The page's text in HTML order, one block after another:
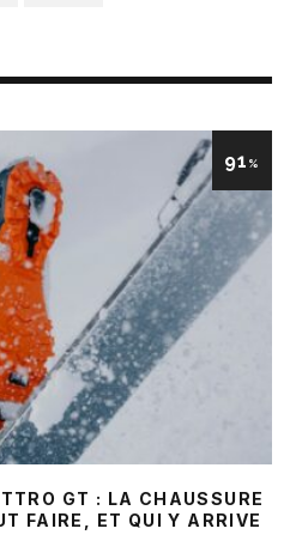
91 %
GT : LA CHAUSSURE
FAIRE, ET QUI Y ARRIVE